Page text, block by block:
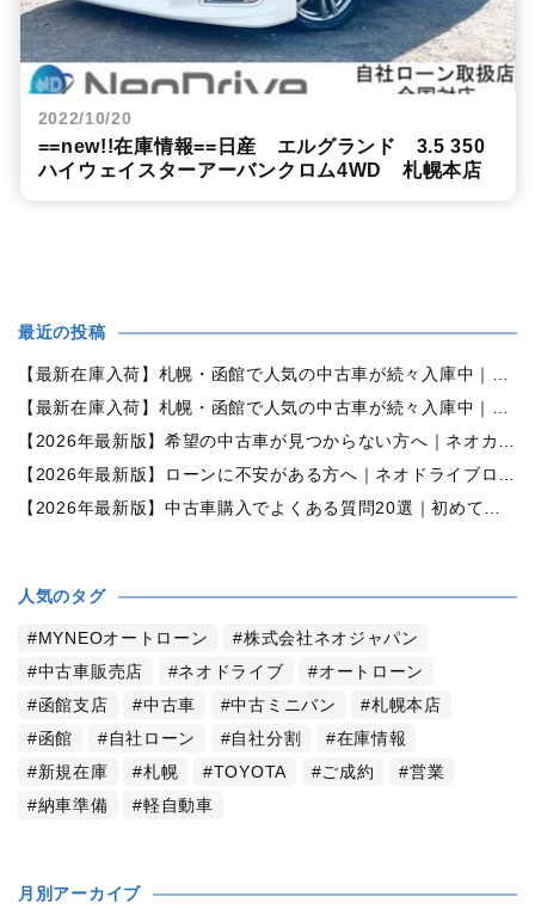
2022/10/20
==new!!在庫情報==日産 エルグランド 3.5 350
ハイウェイスターアーバンクロム4WD 札幌本店
最近の投稿
【最新在庫入荷】札幌・函館で人気の中古車が続々入庫中｜早い者勝ち！【ダイハツ ミラココア660プラスX 4WD】
【最新在庫入荷】札幌・函館で人気の中古車が続々入庫中｜早い者勝ち！【ホンダ N-BOX660カスタムG Lパッケージ 4WD】
【2026年最新版】希望の中古車が見つからない方へ｜ネオカーオーダーで理想の一台を全国からお探しします
【2026年最新版】ローンに不安がある方へ｜ネオドライブローンの窓口で新しいカーライフをサポート
【2026年最新版】中古車購入でよくある質問20選｜初めての方でも失敗しない完全ガイド【札幌・北海道対応】
人気のタグ
MYNEOオートローン
株式会社ネオジャパン
中古車販売店
ネオドライブ
オートローン
函館支店
中古車 中古ミニバン
札幌本店
函館
自社ローン 自社分割
在庫情報
新規在庫
札幌 TOYOTA ご成約
営業
納車準備
軽自動車
月別アーカイブ